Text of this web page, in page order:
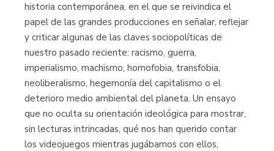
historia contemporánea, en el que se reivindica el
papel de las grandes producciones en señalar, reflejar
y criticar algunas de las claves sociopolíticas de
nuestro pasado reciente: racismo, guerra,
imperialismo, machismo, homofobia, transfobia,
neoliberalismo, hegemonía del capitalismo o el
deterioro medio ambiental del planeta. Un ensayo
que no oculta su orientación ideológica para mostrar,
sin lecturas intrincadas, qué nos han querido contar
los videojuegos mientras jugábamos con ellos,